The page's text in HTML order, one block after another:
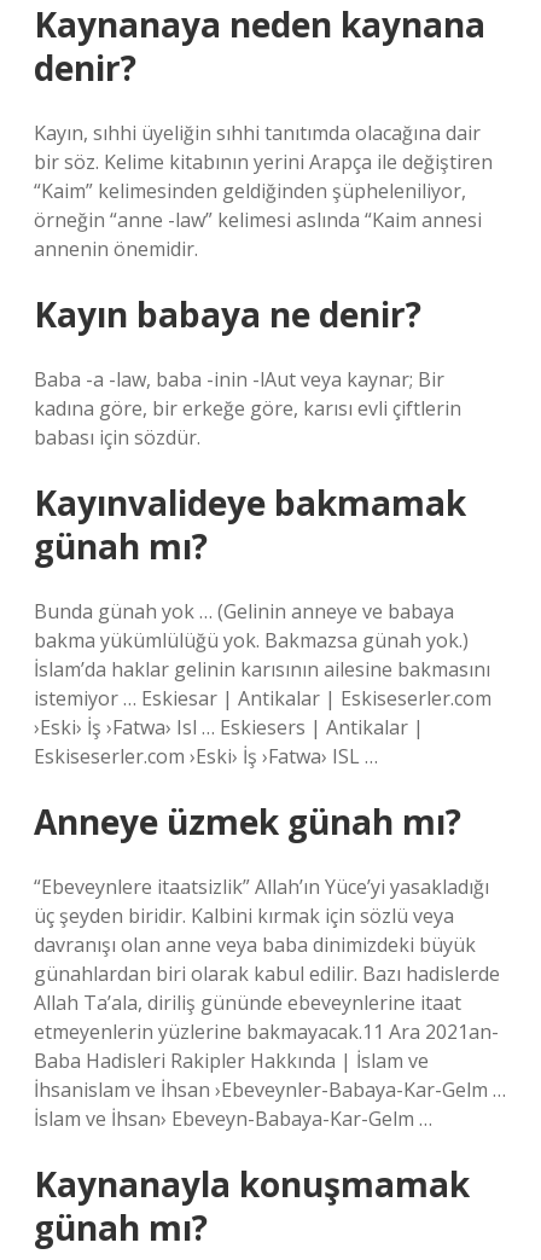
Kaynanaya neden kaynana
denir?
Kayın, sıhhi üyeliğin sıhhi tanıtımda olacağına dair
bir söz. Kelime kitabının yerini Arapça ile değiştiren
“Kaim” kelimesinden geldiğinden şüpheleniliyor,
örneğin “anne -law” kelimesi aslında “Kaim annesi
annenin önemidir.
Kayın babaya ne denir?
Baba -a -law, baba -inin -lAut veya kaynar; Bir
kadına göre, bir erkeğe göre, karısı evli çiftlerin
babası için sözdür.
Kayınvalideye bakmamak
günah mı?
Bunda günah yok … (Gelinin anneye ve babaya
bakma yükümlülüğü yok. Bakmazsa günah yok.)
İslam’da haklar gelinin karısının ailesine bakmasını
istemiyor … Eskiesar | Antikalar | Eskiseserler.com
›Eski› İş ›Fatwa› Isl … Eskiesers | Antikalar |
Eskiseserler.com ›Eski› İş ›Fatwa› ISL …
Anneye üzmek günah mı?
“Ebeveynlere itaatsizlik” Allah’ın Yüce’yi yasakladığı
üç şeyden biridir. Kalbini kırmak için sözlü veya
davranışı olan anne veya baba dinimizdeki büyük
günahlardan biri olarak kabul edilir. Bazı hadislerde
Allah Ta’ala, diriliş gününde ebeveynlerine itaat
etmeyenlerin yüzlerine bakmayacak.11 Ara 2021an-
Baba Hadisleri Rakipler Hakkında | İslam ve
İhsanislam ve İhsan ›Ebeveynler-Babaya-Kar-Gelm …
İslam ve İhsan› Ebeveyn-Babaya-Kar-Gelm …
Kaynanayla konuşmamak
günah mı?